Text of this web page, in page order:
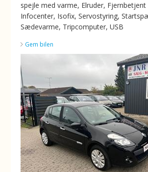
spejle med varme, Elruder, Fjernbetjent
Infocenter, Isofix, Servostyring,
Sædevarme, Tripcomputer, USB
Gem bilen